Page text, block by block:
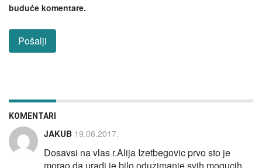
buduće komentare.
KOMENTARI
JAKUB 19.06.2017.
Dosavsi na vlas r.Alija Izetbegovic prvo sto je
morao da uradi je bilo oduzimanje svih mogucih